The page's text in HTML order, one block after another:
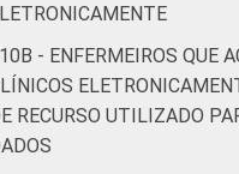
e comunicação nos
de saúde
2019.
- ENFERMEIROS QUE
RECURSO UTILIZADO